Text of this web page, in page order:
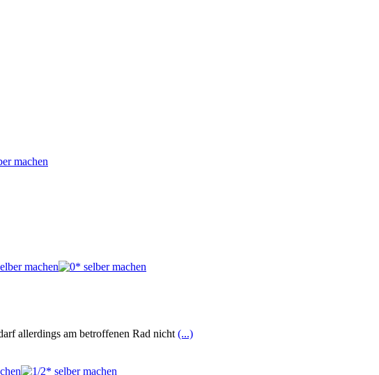
allerdings am betroffenen Rad nicht (...)